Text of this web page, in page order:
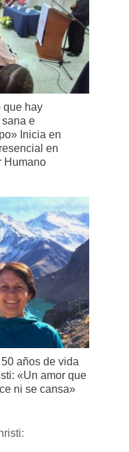
que hay
e
Inicia en
en
Humano
años de vida
«Un amor que
ni se cansa»